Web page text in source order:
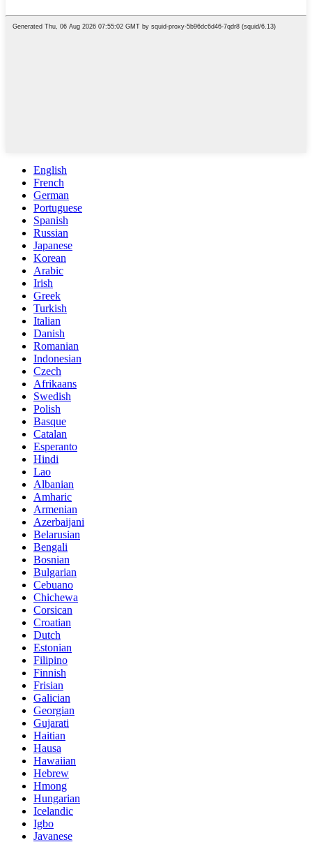
English
French
German
Portuguese
Spanish
Russian
Japanese
Korean
Arabic
Irish
Greek
Turkish
Italian
Danish
Romanian
Indonesian
Czech
Afrikaans
Swedish
Polish
Basque
Catalan
Esperanto
Hindi
Lao
Albanian
Amharic
Armenian
Azerbaijani
Belarusian
Bengali
Bosnian
Bulgarian
Cebuano
Chichewa
Corsican
Croatian
Dutch
Estonian
Filipino
Finnish
Frisian
Galician
Georgian
Gujarati
Haitian
Hausa
Hawaiian
Hebrew
Hmong
Hungarian
Icelandic
Igbo
Javanese